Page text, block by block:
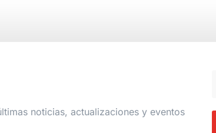
noticias, actualizaciones y eventos